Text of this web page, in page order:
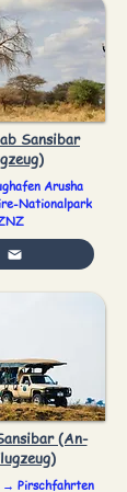
Sansibar
Arusha
Nationalpark
(An-
Pirschfahrten